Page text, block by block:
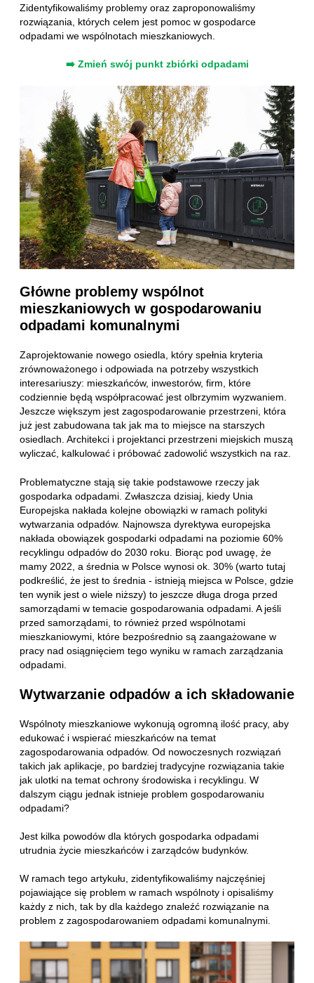
Zidentyfikowaliśmy problemy oraz zaproponowaliśmy
rozwiązania, których celem jest pomoc w gospodarce
odpadami we wspólnotach mieszkaniowych.
➡️ Zmień swój punkt zbiórki odpadami
Główne problemy wspólnot
mieszkaniowych w gospodarowaniu
odpadami komunalnymi
Zaprojektowanie nowego osiedla, który spełnia kryteria
zrównoważonego i odpowiada na potrzeby wszystkich
interesariuszy: mieszkańców, inwestorów, firm, które
codziennie będą współpracować jest olbrzymim wyzwaniem.
Jeszcze większym jest zagospodarowanie przestrzeni, która
już jest zabudowana tak jak ma to miejsce na starszych
osiedlach. Architekci i projektanci przestrzeni miejskich muszą
wyliczać, kalkulować i próbować zadowolić wszystkich na raz.
Problematyczne stają się takie podstawowe rzeczy jak
gospodarka odpadami. Zwłaszcza dzisiaj, kiedy Unia
Europejska nakłada kolejne obowiązki w ramach polityki
wytwarzania odpadów. Najnowsza dyrektywa europejska
nakłada obowiązek gospodarki odpadami na poziomie 60%
recyklingu odpadów do 2030 roku. Biorąc pod uwagę, że
mamy 2022, a średnia w Polsce wynosi ok. 30% (warto tutaj
podkreślić, że jest to średnia - istnieją miejsca w Polsce, gdzie
ten wynik jest o wiele niższy) to jeszcze długa droga przed
samorządami w temacie gospodarowania odpadami. A jeśli
przed samorządami, to również przed wspólnotami
mieszkaniowymi, które bezpośrednio są zaangażowane w
pracy nad osiągnięciem tego wyniku w ramach zarządzania
odpadami.
Wytwarzanie odpadów a ich składowanie
Wspólnoty mieszkaniowe wykonują ogromną ilość pracy, aby
edukować i wspierać mieszkańców na temat
zagospodarowania odpadów. Od nowoczesnych rozwiązań
takich jak aplikacje, po bardziej tradycyjne rozwiązania takie
jak ulotki na temat ochrony środowiska i recyklingu. W
dalszym ciągu jednak istnieje problem gospodarowaniu
odpadami?
Jest kilka powodów dla których gospodarka odpadami
utrudnia życie mieszkańców i zarządców budynków.
W ramach tego artykułu, zidentyfikowaliśmy najczęśniej
pojawiające się problem w ramach wspólnoty i opisaliśmy
każdy z nich, tak by dla każdego znaleźć rozwiązanie na
problem z zagospodarowaniem odpadami komunalnymi.